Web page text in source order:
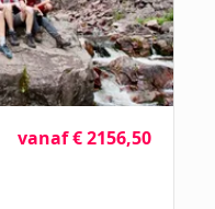
vanaf € 2156,50